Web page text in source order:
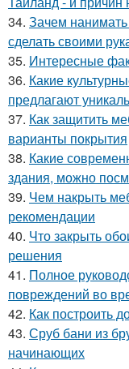
34. Зачем
сделать своими
35. Интересные
36. Какие
предлагают
37. Как защитить
варианты покрытия
38. Какие
здания, можно
39. Чем накрыть
рекомендации
40. Что закрыть
решения
41. Полное
повреждений во
42. Как построить
43. Сруб бани из
начинающих